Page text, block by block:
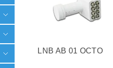
LNB AB 01 OCTO